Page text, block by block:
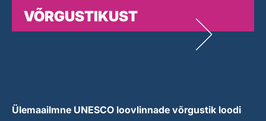
VÕRGUSTIKUST
Ülemaailmne UNESCO loovlinnade võrgustik loodi